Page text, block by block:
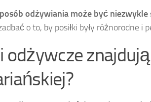
odżywiania może być niezwykle
o to, by posiłki były różnorodne i
odżywcze